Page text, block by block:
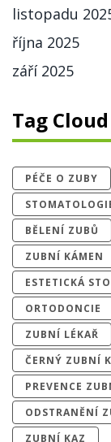
listopadu
října 2025
září 2025
Tag Cloud
PÉČE O ZUBY
BĚLENÍ ZUBŮ
ZUBNÍ KÁMEN
ESTETICKÁ
ORTODONCIE
ZUBNÍ LÉKAŘ
ČERNÝ ZUBNÍ
PREVENCE
ODSTRANĚNÍ
ZUBNÍ KAZ